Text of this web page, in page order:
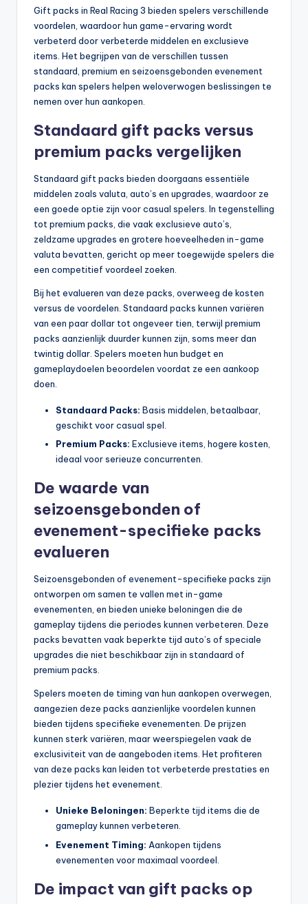
Gift packs in Real Racing 3 bieden spelers verschillende
voordelen, waardoor hun game-ervaring wordt
verbeterd door verbeterde middelen en exclusieve
items. Het begrijpen van de verschillen tussen
standaard, premium en seizoensgebonden evenement
packs kan spelers helpen weloverwogen beslissingen te
nemen over hun aankopen.
Standaard gift packs versus
premium packs vergelijken
Standaard gift packs bieden doorgaans essentiële
middelen zoals valuta, auto’s en upgrades, waardoor ze
een goede optie zijn voor casual spelers. In tegenstelling
tot premium packs, die vaak exclusieve auto’s,
zeldzame upgrades en grotere hoeveelheden in-game
valuta bevatten, gericht op meer toegewijde spelers die
een competitief voordeel zoeken.
Bij het evalueren van deze packs, overweeg de kosten
versus de voordelen. Standaard packs kunnen variëren
van een paar dollar tot ongeveer tien, terwijl premium
packs aanzienlijk duurder kunnen zijn, soms meer dan
twintig dollar. Spelers moeten hun budget en
gameplaydoelen beoordelen voordat ze een aankoop
doen.
Standaard Packs: Basis middelen, betaalbaar,
geschikt voor casual spel.
Premium Packs: Exclusieve items, hogere kosten,
ideaal voor serieuze concurrenten.
De waarde van
seizoensgebonden of
evenement-specifieke packs
evalueren
Seizoensgebonden of evenement-specifieke packs zijn
ontworpen om samen te vallen met in-game
evenementen, en bieden unieke beloningen die de
gameplay tijdens die periodes kunnen verbeteren. Deze
packs bevatten vaak beperkte tijd auto’s of speciale
upgrades die niet beschikbaar zijn in standaard of
premium packs.
Spelers moeten de timing van hun aankopen overwegen,
aangezien deze packs aanzienlijke voordelen kunnen
bieden tijdens specifieke evenementen. De prijzen
kunnen sterk variëren, maar weerspiegelen vaak de
exclusiviteit van de aangeboden items. Het profiteren
van deze packs kan leiden tot verbeterde prestaties en
plezier tijdens het evenement.
Unieke Beloningen: Beperkte tijd items die de
gameplay kunnen verbeteren.
Evenement Timing: Aankopen tijdens
evenementen voor maximaal voordeel.
De impact van gift packs op